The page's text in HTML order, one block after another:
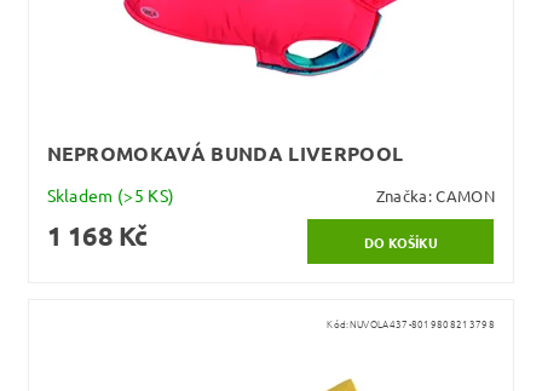
NEPROMOKAVÁ BUNDA LIVERPOOL
Skladem (>5 KS) Značka:CAMON
1 168 Kč
Kód:NUVOLA437-8019808213798